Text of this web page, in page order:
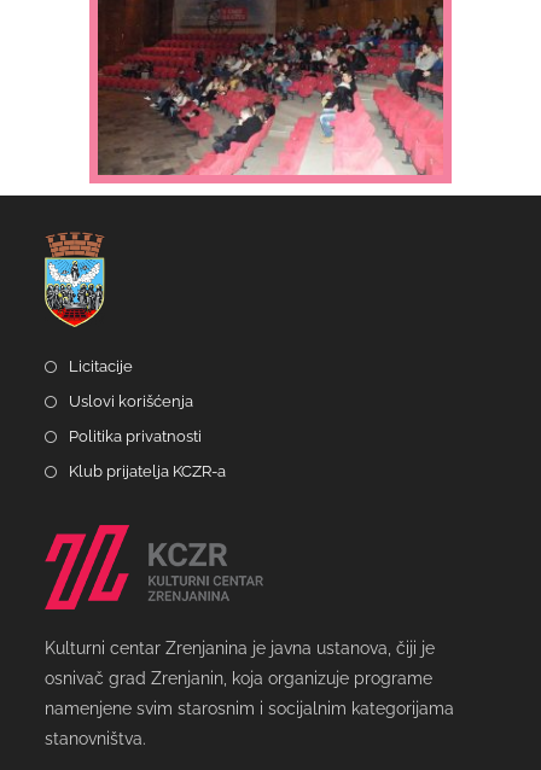
Licitacije
Uslovi korišćenja
Politika privatnosti
Klub prijatelja KCZR-a
Kulturni centar Zrenjanina je javna ustanova, čiji je
osnivač grad Zrenjanin, koja organizuje programe
namenjene svim starosnim i socijalnim kategorijama
stanovništva.